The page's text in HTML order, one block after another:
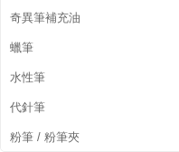
奇異筆補充油
蠟筆
水性筆
代針筆
粉筆 / 粉筆夾